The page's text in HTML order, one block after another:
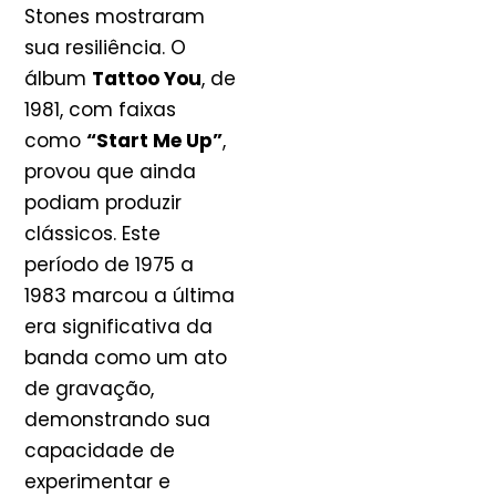
Stones mostraram
sua resiliência. O
álbum Tattoo You, de
1981, com faixas
como “Start Me Up”,
provou que ainda
podiam produzir
clássicos. Este
período de 1975 a
1983 marcou a última
era significativa da
banda como um ato
de gravação,
demonstrando sua
capacidade de
experimentar e